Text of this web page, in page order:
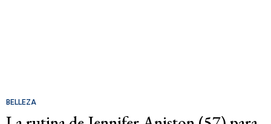
BELLEZA